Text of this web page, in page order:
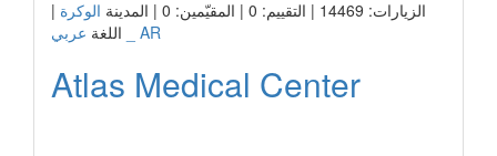
الزيارات: 14469 | التقييم: 0 | المقيّمين: 0 | المدينة الوكرة |
اللغة عربي _ AR
Atlas Medical Center